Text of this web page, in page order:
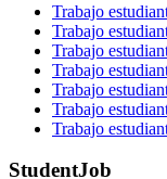
Trabajo
Trabajo
Trabajo
Trabajo
Trabajo
Trabajo
Trabajo
StudentJob